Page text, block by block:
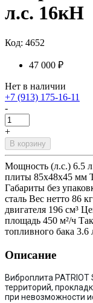
л.с. 16кН
Код: 4652
47 000 ₽
Нет в наличии
+7 (913) 175-16-11
-
+
В корзину
Мощность (л.с.) 6.5
плиты 85х48х45 мм
Габариты без
сталь Вес нетто 86
двигателя 196 см³
площадь 450 м²/ч
топливного бака 3.6
Описание
Виброплита PATRIOT
территорий,
при невозможности